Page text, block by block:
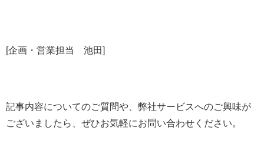
[企画・営業担当 池田]
記事内容についてのご質問や、弊社サービスへのご興味が
ございましたら、ぜひお気軽にお問い合わせください。